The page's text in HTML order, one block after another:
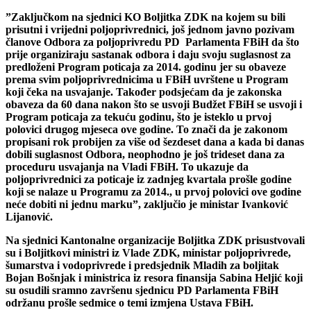
”Zaključkom na sjednici KO Boljitka ZDK na kojem su bili
prisutni i vrijedni poljoprivrednici, još jednom javno pozivam
članove Odbora za poljoprivredu PD Parlamenta FBiH da što
prije organiziraju sastanak odbora i daju svoju suglasnost za
predloženi Program poticaja za 2014. godinu jer su obaveze
prema svim poljoprivrednicima u FBiH uvrštene u Program
koji čeka na usvajanje. Također podsjećam da je zakonska
obaveza da 60 dana nakon što se usvoji Budžet FBiH se usvoji i
Program poticaja za tekuću godinu, što je isteklo u prvoj
polovici drugog mjeseca ove godine. To znači da je zakonom
propisani rok probijen za više od šezdeset dana a kada bi danas
dobili suglasnost Odbora, neophodno je još trideset dana za
proceduru usvajanja na Vladi FBiH. To ukazuje da
poljoprivrednici za poticaje iz zadnjeg kvartala prošle godine
koji se nalaze u Programu za 2014., u prvoj polovici ove godine
neće dobiti ni jednu marku”, zaključio je ministar Ivanković
Lijanović.
Na sjednici Kantonalne organizacije Boljitka ZDK prisustvovali
su i Boljitkovi ministri iz Vlade ZDK, ministar poljoprivrede,
šumarstva i vodoprivrede i predsjednik Mladih za boljitak
Bojan Bošnjak i ministrica iz resora finansija Sabina Heljić koji
su osudili sramno završenu sjednicu PD Parlamenta FBiH
održanu prošle sedmice o temi izmjena Ustava FBiH.